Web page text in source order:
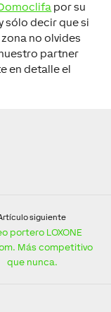
por su
sólo decir que si
no olvides
partner
en detalle el
siguiente
portero LOXONE
Más competitivo
que nunca.